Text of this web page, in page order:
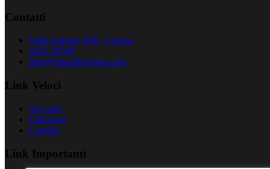
Contatti
Viale Europa, 649 , Cesena
0547 20580
info@tennisliveshop.com
Link Veloci
Account
Checkout
Carrello
Link Importanti